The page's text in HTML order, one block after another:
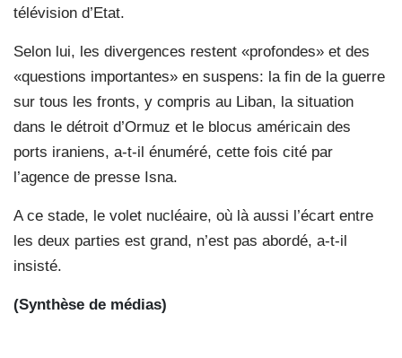
télévision d’Etat.
Selon lui, les divergences restent «profondes» et des
«questions importantes» en suspens: la fin de la guerre
sur tous les fronts, y compris au Liban, la situation
dans le détroit d’Ormuz et le blocus américain des
ports iraniens, a-t-il énuméré, cette fois cité par
l’agence de presse Isna.
A ce stade, le volet nucléaire, où là aussi l’écart entre
les deux parties est grand, n’est pas abordé, a-t-il
insisté.
(Synthèse de médias)